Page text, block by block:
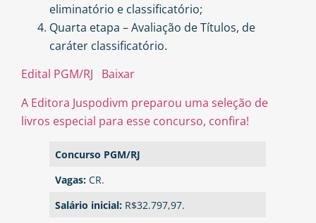
eliminatório e classificatório;
Quarta etapa – Avaliação de Títulos, de
caráter classificatório.
Edital PGM/RJ
Baixar
A Editora Juspodivm preparou uma seleção de
livros especial para esse concurso, confira!
Concurso PGM/RJ
Vagas: CR.
Salário inicial: R$32.797,97.